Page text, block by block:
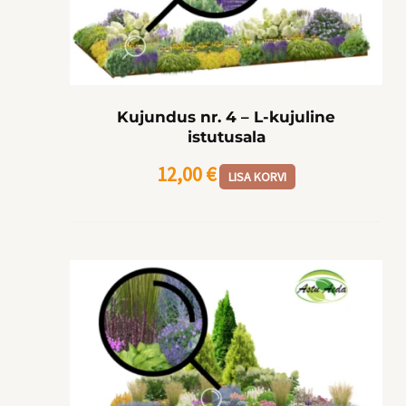
Kujundus nr. 4 – L-kujuline
istutusala
12,00€ LISA KORVI